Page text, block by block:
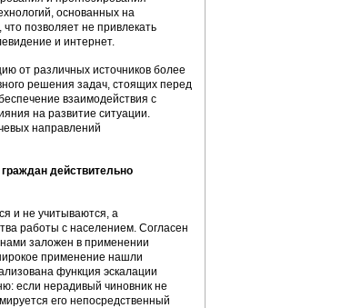
основанных на
позволяет не привлекать
и интернет.
от различных источников более
решения задач, стоящих перед
взаимодействия с
на развитие ситуации.
направлений
действительно
и не учитываются, а
работы с населением. Согласен
заложен в применении
применение нашли
функция эскалации
если нерадивый чиновник не
его непосредственный